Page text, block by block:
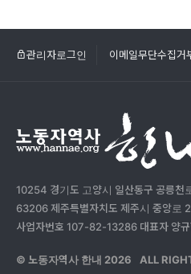
관리자로그인 이메일무단수집거
10254 경기도 고양시 일산동구 공릉천
63206 제주특별자치도 제주시 중앙로
사업자번호 107-82-13286 대표자 양규
© 노동자역사 한내 2026 ALL